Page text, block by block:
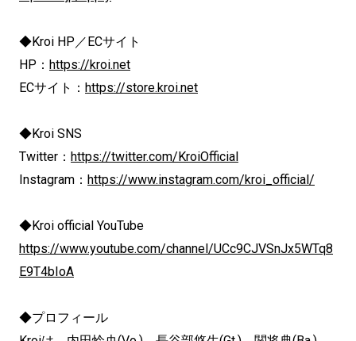
◆Kroi HP／ECサイト
HP： https://kroi.net
ECサイト： https://store.kroi.net
◆Kroi SNS
Twitter： https://twitter.com/KroiOfficial
Instagram： https://www.instagram.com/kroi_official/
◆Kroi official YouTube
https://www.youtube.com/channel/UCc9CJVSnJx5WTq8
E9T4bIoA
◆プロフィール